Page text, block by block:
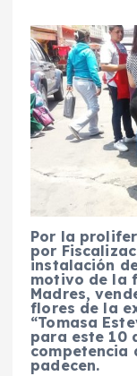
Por la
por
instalación
motivo de la
Madres,
flores de la
“Tomasa
para este 10
competencia
padecen.